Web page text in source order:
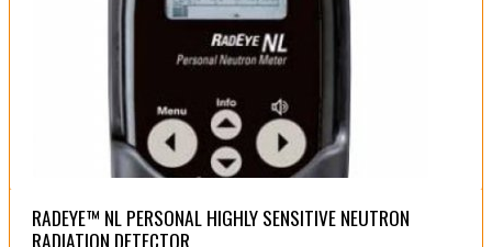
RADEYE™ NL PERSONAL HIGHLY SENSITIVE NEUTRON
RADIATION DETECTOR